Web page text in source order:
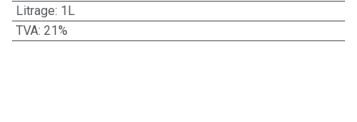
Litrage: 1L
TVA: 21%